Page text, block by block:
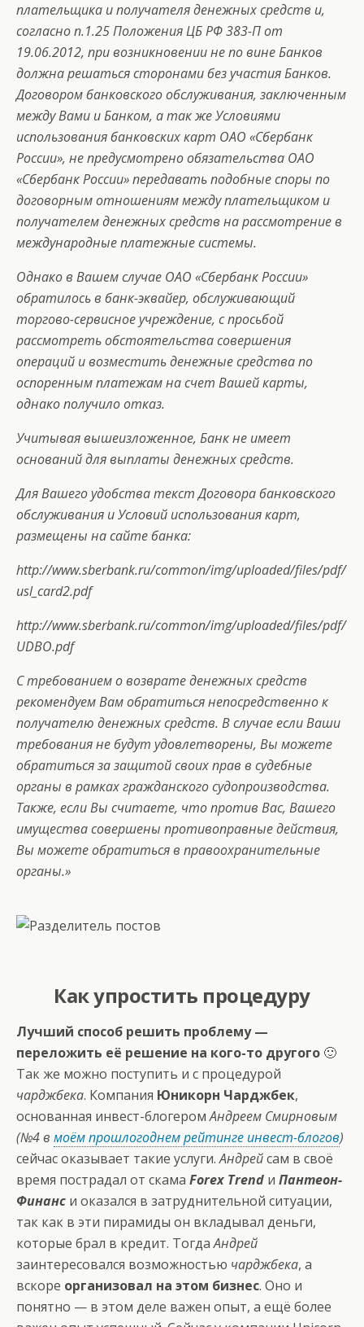
плательщика и получателя денежных средств и,
согласно п.1.25 Положения ЦБ РФ 383-П от
19.06.2012, при возникновении не по вине Банков
должна решаться сторонами без участия Банков.
Договором банковского обслуживания, заключенным
между Вами и Банком, а так же Условиями
использования банковских карт ОАО «Сбербанк
России», не предусмотрено обязательства ОАО
«Сбербанк России» передавать подобные споры по
договорным отношениям между плательщиком и
получателем денежных средств на рассмотрение в
международные платежные системы.
Однако в Вашем случае ОАО «Сбербанк России»
обратилось в банк-эквайер, обслуживающий
торгово-сервисное учреждение, с просьбой
рассмотреть обстоятельства совершения
операций и возместить денежные средства по
оспоренным платежам на счет Вашей карты,
однако получило отказ.
Учитывая вышеизложенное, Банк не имеет
оснований для выплаты денежных средств.
Для Вашего удобства текст Договора банковского
обслуживания и Условий использования карт,
размещены на сайте банка:
http://www.sberbank.ru/common/img/uploaded/files/pdf/
usl_card2.pdf
http://www.sberbank.ru/common/img/uploaded/files/pdf/
UDBO.pdf
С требованием о возврате денежных средств
рекомендуем Вам обратиться непосредственно к
получателю денежных средств. В случае если Ваши
требования не будут удовлетворены, Вы можете
обратиться за защитой своих прав в судебные
органы в рамках гражданского судопроизводства.
Также, если Вы считаете, что против Вас, Вашего
имущества совершены противоправные действия,
Вы можете обратиться в правоохранительные
органы.»
Как упростить процедуру
Лучший способ решить проблему —
переложить её решение на кого-то другого 🙂
Так же можно поступить и с процедурой
чарджбека. Компания Юникорн Чарджбек,
основанная инвест-блогеромАндреем Смирновым
(№4 в моём прошлогоднем рейтинге инвест-блогов)
сейчас оказывает такие услуги.Андрейсам в своё
время пострадал от скама Forex Trend и Пантеон-
Финанс и оказался в затруднительной ситуации,
так как в эти пирамиды он вкладывал деньги,
которые брал в кредит. ТогдаАндрей
заинтересовался возможностью чарджбека, а
вскоре организовал на этом бизнес. Оно и
понятно — в этом деле важен опыт, а ещё более